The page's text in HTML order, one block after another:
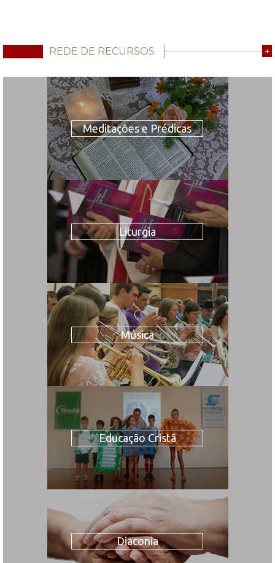
REDE DE RECURSOS +
Meditações e Prédicas
Liturgia
Música
Educação Cristã
Diaconia